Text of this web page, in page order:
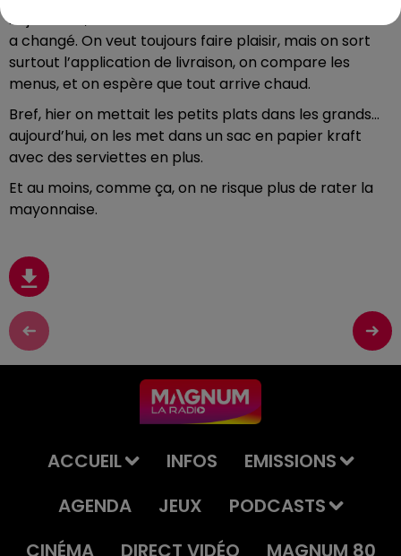
Aujourd’hui, l’intention est la même… mais la méthode
a changé. On veut toujours faire plaisir, mais on sort
surtout l’application de livraison, on compare les
menus, et on espère que tout arrive chaud.
Bref, hier on mettait les petits plats dans les grands…
aujourd’hui, on les met dans un sac en papier kraft
avec des serviettes en plus.
Et au moins, comme ça, on ne risque plus de rater la
mayonnaise.
ACCUEIL INFOS
EMISSIONS
AGENDA
JEUX
PODCASTS
CINÉMA
DIRECT VIDÉO MAGNUM 80